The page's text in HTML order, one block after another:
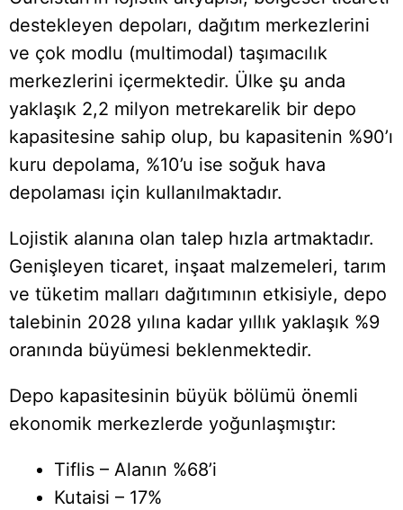
destekleyen depoları, dağıtım merkezlerini
ve çok modlu (multimodal) taşımacılık
merkezlerini içermektedir. Ülke şu anda
yaklaşık 2,2 milyon metrekarelik bir depo
kapasitesine sahip olup, bu kapasitenin %90’ı
kuru depolama, %10’u ise soğuk hava
depolaması için kullanılmaktadır.
Lojistik alanına olan talep hızla artmaktadır.
Genişleyen ticaret, inşaat malzemeleri, tarım
ve tüketim malları dağıtımının etkisiyle, depo
talebinin 2028 yılına kadar yıllık yaklaşık %9
oranında büyümesi beklenmektedir.
Depo kapasitesinin büyük bölümü önemli
ekonomik merkezlerde yoğunlaşmıştır:
Tiflis – Alanın %68’i
Kutaisi – 17%